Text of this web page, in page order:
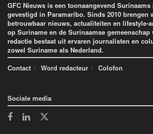
GFC Nieuws is een toonaangevend
gevestigd in Paramaribo. Sinds 2010 brengen
betrouwbaar nieuws, actualiteiten en lifestyle-
op Suriname en de Surinaamse gemeenschap
redactie bestaat uit ervaren journalisten en
zowel Suriname als Nederland.
Contact
Word redacteur Colofon
Sociale media